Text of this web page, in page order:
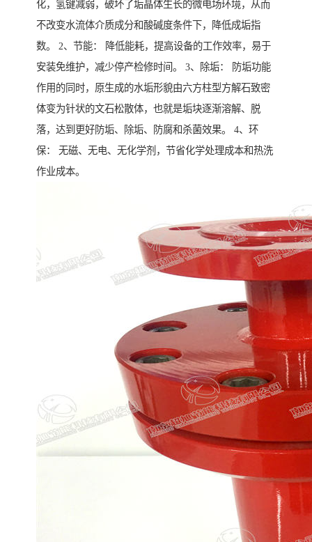
化，氢键减弱，破坏了垢晶体生长的微电场环境，从而
不改变水流体介质成分和酸碱度条件下，降低成垢指
数。 2、节能： 降低能耗，提高设备的工作效率，易于
安装免维护，减少停产检修时间。 3、除垢： 防垢功能
作用的同时，原生成的水垢形貌由六方柱型方解石致密
体变为针状的文石松散体，也就是垢块逐渐溶解、脱
落，达到更好防垢、除垢、防腐和杀菌效果。 4、环
保： 无磁、无电、无化学剂，节省化学处理成本和热洗
作业成本。